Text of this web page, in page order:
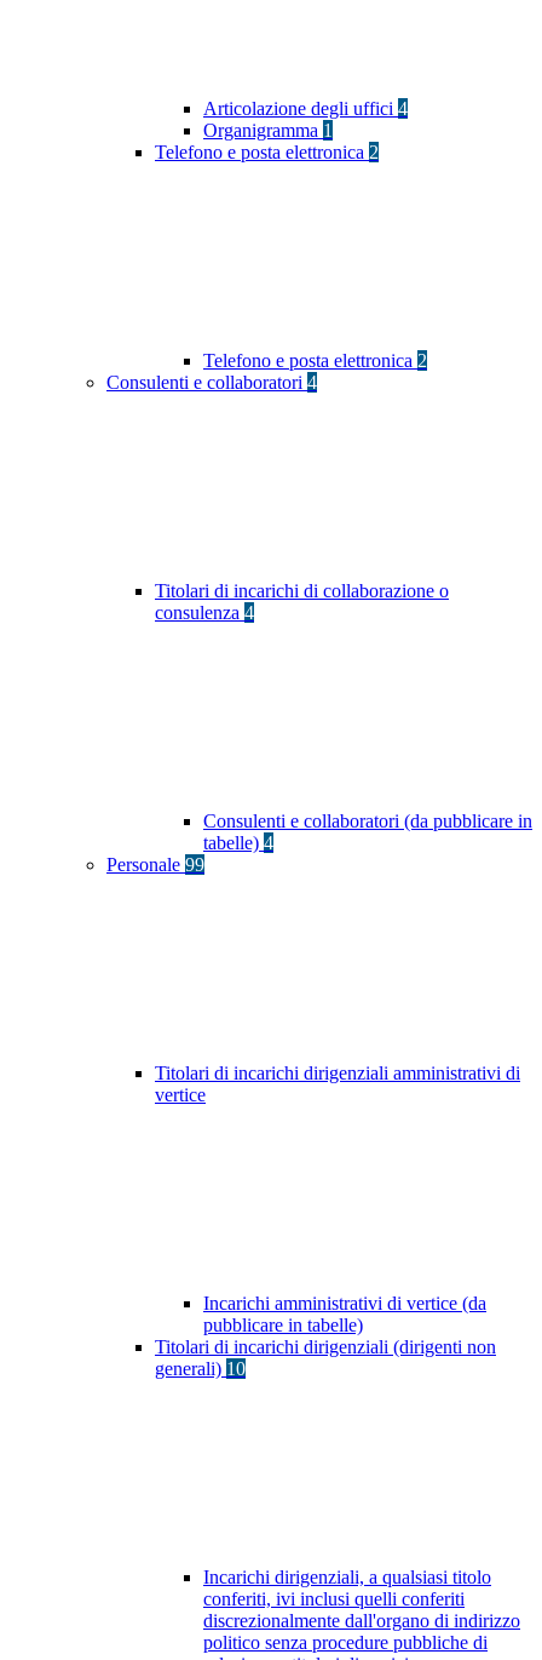
Articolazione degli uffici 4
Organigramma 1
Telefono e posta elettronica 2
Telefono e posta elettronica 2
Consulenti e collaboratori 4
Titolari di incarichi di collaborazione o
consulenza 4
Consulenti e collaboratori (da pubblicare in
tabelle) 4
Personale 99
Titolari di incarichi dirigenziali amministrativi di
vertice
Incarichi amministrativi di vertice (da
pubblicare in tabelle)
Titolari di incarichi dirigenziali (dirigenti non
generali) 10
Incarichi dirigenziali, a qualsiasi titolo
conferiti, ivi inclusi quelli conferiti
discrezionalmente dall'organo di indirizzo
politico senza procedure pubbliche di